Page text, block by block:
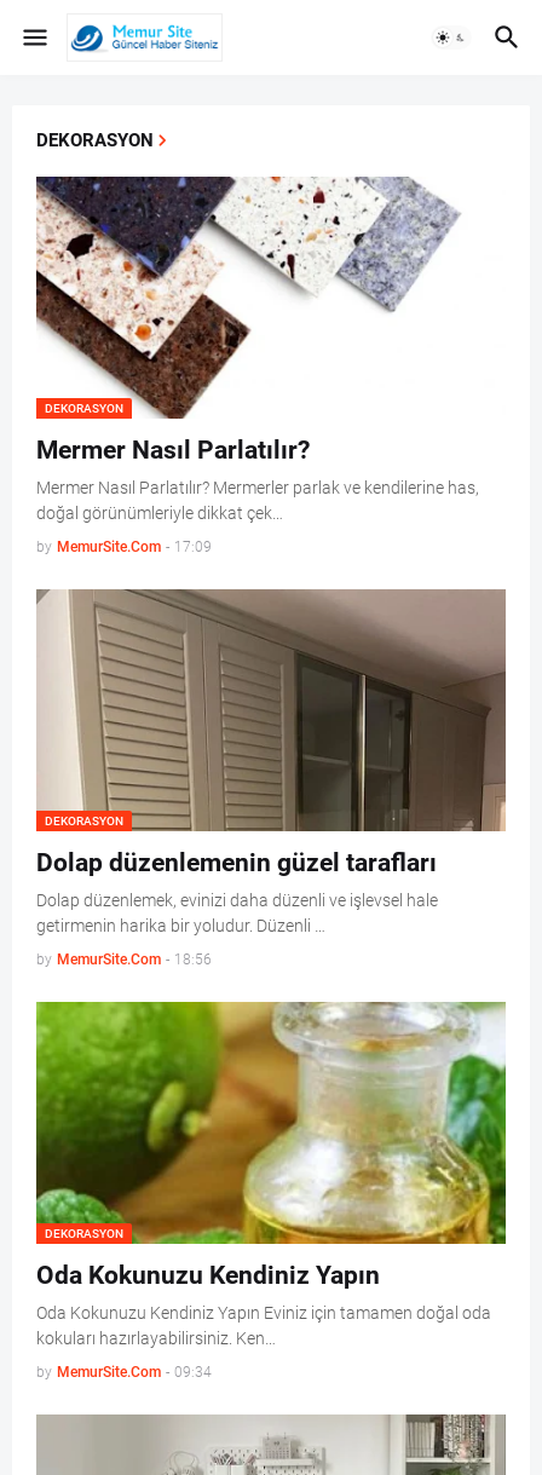
DEKORASYON
DEKORASYON
Mermer Nasıl Parlatılır?
Mermer Nasıl Parlatılır? Mermerler parlak ve kendilerine has,
doğal görünümleriyle dikkat çek…
by MemurSite.Com - 17:09
DEKORASYON
Dolap düzenlemenin güzel tarafları
Dolap düzenlemek, evinizi daha düzenli ve işlevsel hale
getirmenin harika bir yoludur. Düzenli …
by MemurSite.Com - 18:56
DEKORASYON
Oda Kokunuzu Kendiniz Yapın
Oda Kokunuzu Kendiniz Yapın Eviniz için tamamen doğal oda
kokuları hazırlayabilirsiniz. Ken…
by MemurSite.Com - 09:34